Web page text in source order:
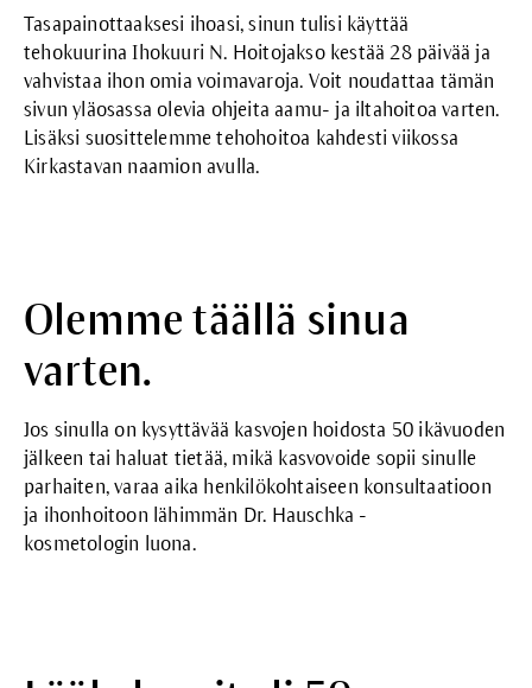
Tasapainottaaksesi ihoasi, sinun tulisi käyttää
tehokuurinaIhokuuri N. Hoitojakso kestää 28 päivää ja
vahvistaa ihon omia voimavaroja. Voit noudattaa tämän
sivun yläosassa olevia ohjeita aamu- ja iltahoitoa varten.
Lisäksi suosittelemme tehohoitoa kahdesti viikossa
Kirkastavan naamion avulla.
Olemme täällä sinua
varten.
Jos sinulla on kysyttävää kasvojen hoidosta 50 ikävuoden
jälkeen tai haluat tietää, mikä kasvovoide sopii sinulle
parhaiten, varaa aika henkilökohtaiseen konsultaatioon
ja ihonhoitoon lähimmän Dr. Hauschka -
kosmetologin luona.